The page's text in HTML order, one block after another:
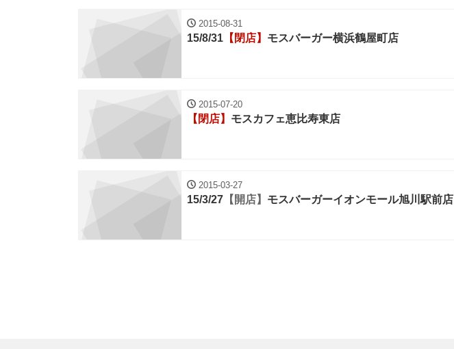
2015-08-31
15/8/31 【閉店】 モスバーガー横浜鶴屋町店
2015-07-20
【閉店】 モスカフェ恵比寿東店
2015-03-27
15/3/27 【開店】 モスバーガーイオンモール旭川駅前店